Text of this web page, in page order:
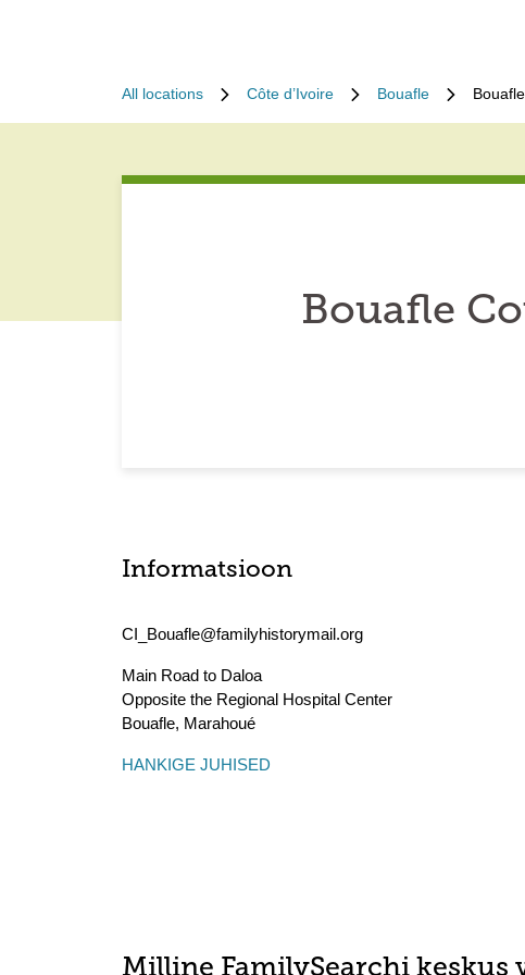
All locations Côte d’Ivoire Bouafle
Bouafle
Informatsioon
CI_Bouafle@familyhistorymail.org
Main Road to Daloa
Opposite the Regional Hospital Center
Bouafle, Marahoué
HANKIGE JUHISED
Milline FamilySearchi keskus